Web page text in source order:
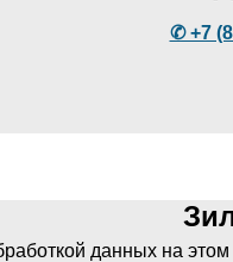
✆ +7
данных на этом